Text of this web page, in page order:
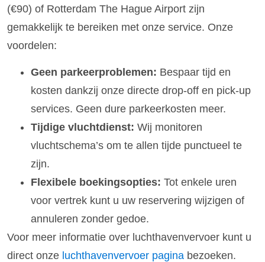
(€90) of Rotterdam The Hague Airport zijn
gemakkelijk te bereiken met onze service. Onze
voordelen:
Geen parkeerproblemen: Bespaar tijd en
kosten dankzij onze directe drop-off en pick-up
services. Geen dure parkeerkosten meer.
Tijdige vluchtdienst: Wij monitoren
vluchtschema’s om te allen tijde punctueel te
zijn.
Flexibele boekingsopties: Tot enkele uren
voor vertrek kunt u uw reservering wijzigen of
annuleren zonder gedoe.
Voor meer informatie over luchthavenvervoer kunt u
direct onze luchthavenvervoer pagina bezoeken.